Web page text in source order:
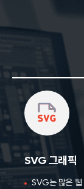
SVG 그래픽
SVG는 많은 웹